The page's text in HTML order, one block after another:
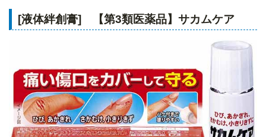
[液体絆創膏] 【第3類医薬品】サカムケア